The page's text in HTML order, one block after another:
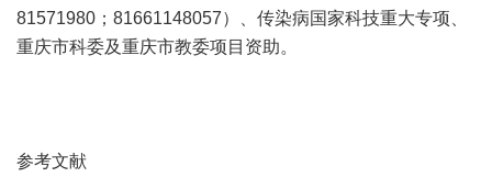
81571980；81661148057）、传染病国家科技重大专项、
重庆市科委及重庆市教委项目资助。
参考文献